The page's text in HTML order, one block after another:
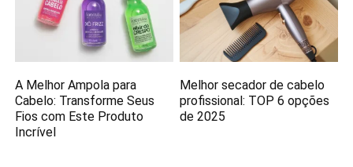
A Melhor Ampola para
Cabelo: Transforme Seus
Fios com Este Produto
Incrível
Melhor secador de cabelo
profissional: TOP 6 opções
de 2025